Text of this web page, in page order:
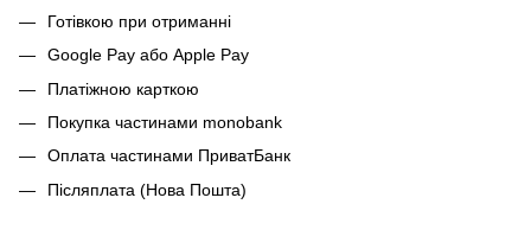
Готівкою при отриманні
Google Pay або Apple Pay
Платіжною карткою
Покупка частинами monobank
Оплата частинами ПриватБанк
Післяплата (Нова Пошта)